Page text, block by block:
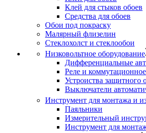
Клей для стыков обоев
Средства для обоев
Обои под покраску
Малярный флизелин
Стеклохолст и стеклообои
Низковольтное оборудование
Дифференциальные
Реле и
Устроиства
Выключатели
Инструмент для монтажа и
Паяльники
Измерительный
Инструмент для